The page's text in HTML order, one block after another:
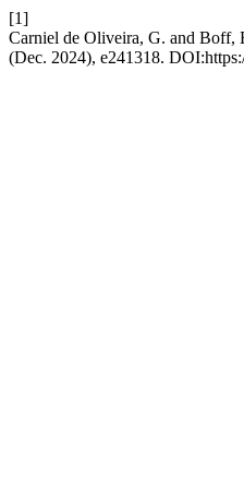
[1]
Carniel de Oliveira, G. and Boff,
(Dec. 2024), e241318.